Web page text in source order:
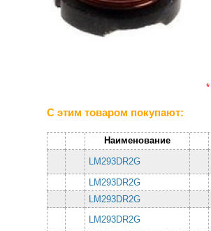
*
С этим товаром покупают:
Наименование
LM293DR2G
LM293DR2G
LM293DR2G
LM293DR2G